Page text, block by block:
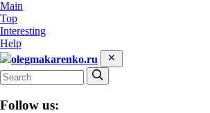
Main
Top
Interesting
Help
olegmakarenko.ru
Follow us: